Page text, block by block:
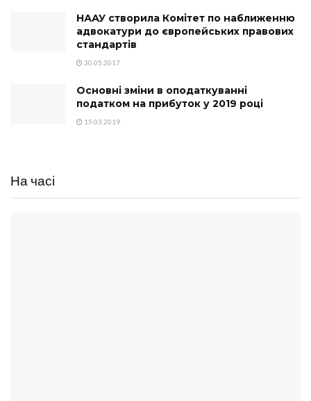
НААУ створила Комітет по наближенню
адвокатури до європейських правових
стандартів
30.05.2017
Основні зміни в оподаткуванні
податком на прибуток у 2019 році
15.03.2019
На часі